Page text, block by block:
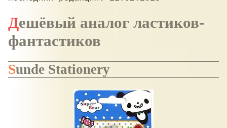
Дешёвый аналог ластиков-
фантастиков
Sunde Stationery